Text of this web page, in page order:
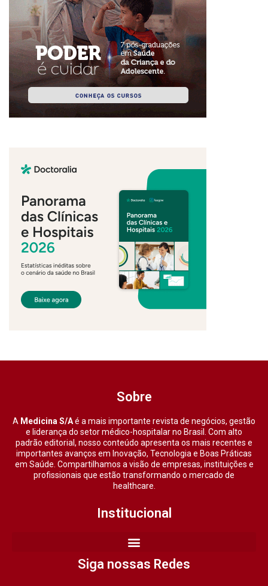
Sobre
A Medicina S/Aé a mais importante revista de negócios, gestão
e liderança do setor médico-hospitalar no Brasil. Com alto
padrão editorial, nosso conteúdo apresenta os mais recentes e
importantes avanços em Inovação, Tecnologia e Boas Práticas
em Saúde. Compartilhamos a visão de empresas, instituições e
profissionais que estão transformando o mercado de
healthcare.
Institucional
Siga nossas Redes